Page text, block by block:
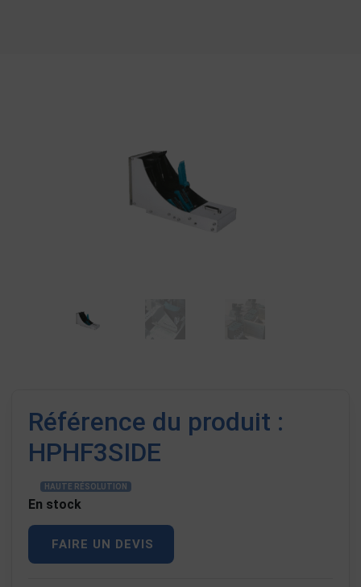
Référence du produit :
HPHF3SIDE
HAUTE RÉSOLUTION
En stock
FAIRE UN DEVIS